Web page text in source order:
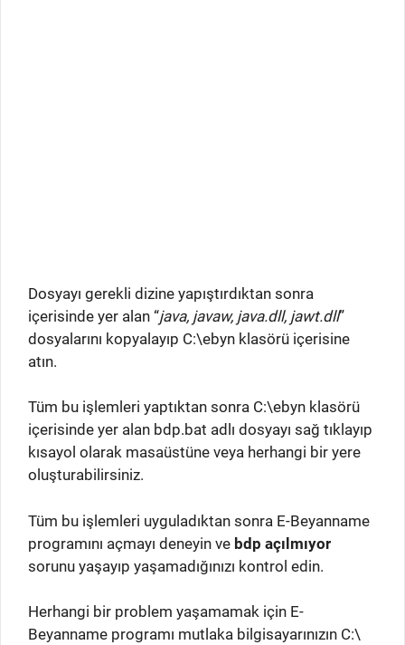
Dosyayı gerekli dizine yapıştırdıktan sonra
içerisinde yer alan “java, javaw, java.dll, jawt.dll”
dosyalarını kopyalayıp C:\ebyn klasörü içerisine
atın.
Tüm bu işlemleri yaptıktan sonra C:\ebyn klasörü
içerisinde yer alan bdp.bat adlı dosyayı sağ tıklayıp
kısayol olarak masaüstüne veya herhangi bir yere
oluşturabilirsiniz.
Tüm bu işlemleri uyguladıktan sonra E-Beyanname
programını açmayı deneyin ve bdp açılmıyor
sorunu yaşayıp yaşamadığınızı kontrol edin.
Herhangi bir problem yaşamamak için E-
Beyanname programı mutlaka bilgisayarınızın C:\